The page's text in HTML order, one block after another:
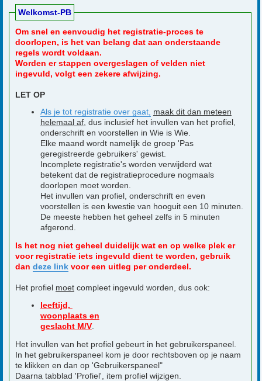
Welkomst-PB
Om snel en eenvoudig het registratie-proces te
doorlopen, is het van belang dat aan onderstaande
regels wordt voldaan.
Worden er stappen overgeslagen of velden niet
ingevuld, volgt een zekere afwijzing.
LET OP
Als je tot registratie over gaat, maak dit dan meteen
helemaal af, dus inclusief het invullen van het profiel,
onderschrift en voorstellen in Wie is Wie.
Elke maand wordt namelijk de groep 'Pas
geregistreerde gebruikers' gewist.
Incomplete registratie's worden verwijderd wat
betekent dat de registratieprocedure nogmaals
doorlopen moet worden.
Het invullen van profiel, onderschrift en even
voorstellen is een kwestie van hooguit een 10 minuten.
De meeste hebben het geheel zelfs in 5 minuten
afgerond.
Is het nog niet geheel duidelijk wat en op welke plek er
voor registratie iets ingevuld dient te worden, gebruik
dan deze link voor een uitleg per onderdeel.
Het profiel moet compleet ingevuld worden, dus ook:
leeftijd,
woonplaats en
geslacht M/V.
Het invullen van het profiel gebeurt in het gebruikerspaneel.
In het gebruikerspaneel kom je door rechtsboven op je naam
te klikken en dan op 'Gebruikerspaneel"
Daarna tabblad 'Profiel', item profiel wijzigen.